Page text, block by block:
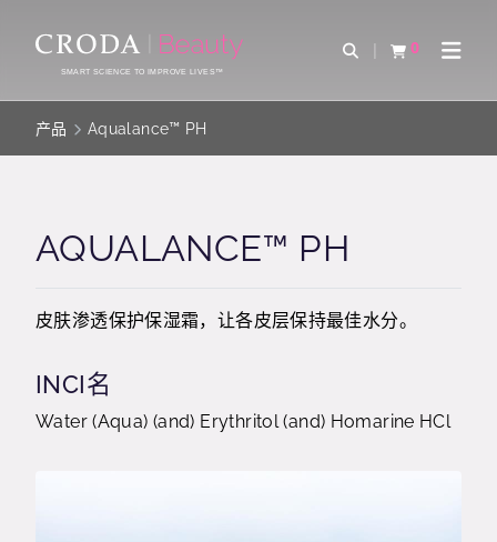
CONTENTSMART SCIENCE TO IMPROVE LIVES™
Open Search
0
查看购物车Open
产品 Aqualance™ PH
AQUALANCE™ PH
皮肤渗透保护保湿霜，让各皮层保持最佳水分。
INCI名
Water (Aqua) (and) Erythritol (and) Homarine HCl